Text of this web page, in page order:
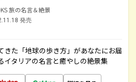
旅の名言＆絶景
発売
きた「地球の歩き方」があなたにお届
イタリアの名言と癒やしの絶景集